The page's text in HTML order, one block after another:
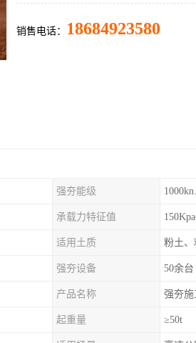
销售电话： 18684923580
强夯能级
承载力特征值
适用土质 粉土、
强夯设备 50余台
产品名称 强夯施
起重量 ≥50t